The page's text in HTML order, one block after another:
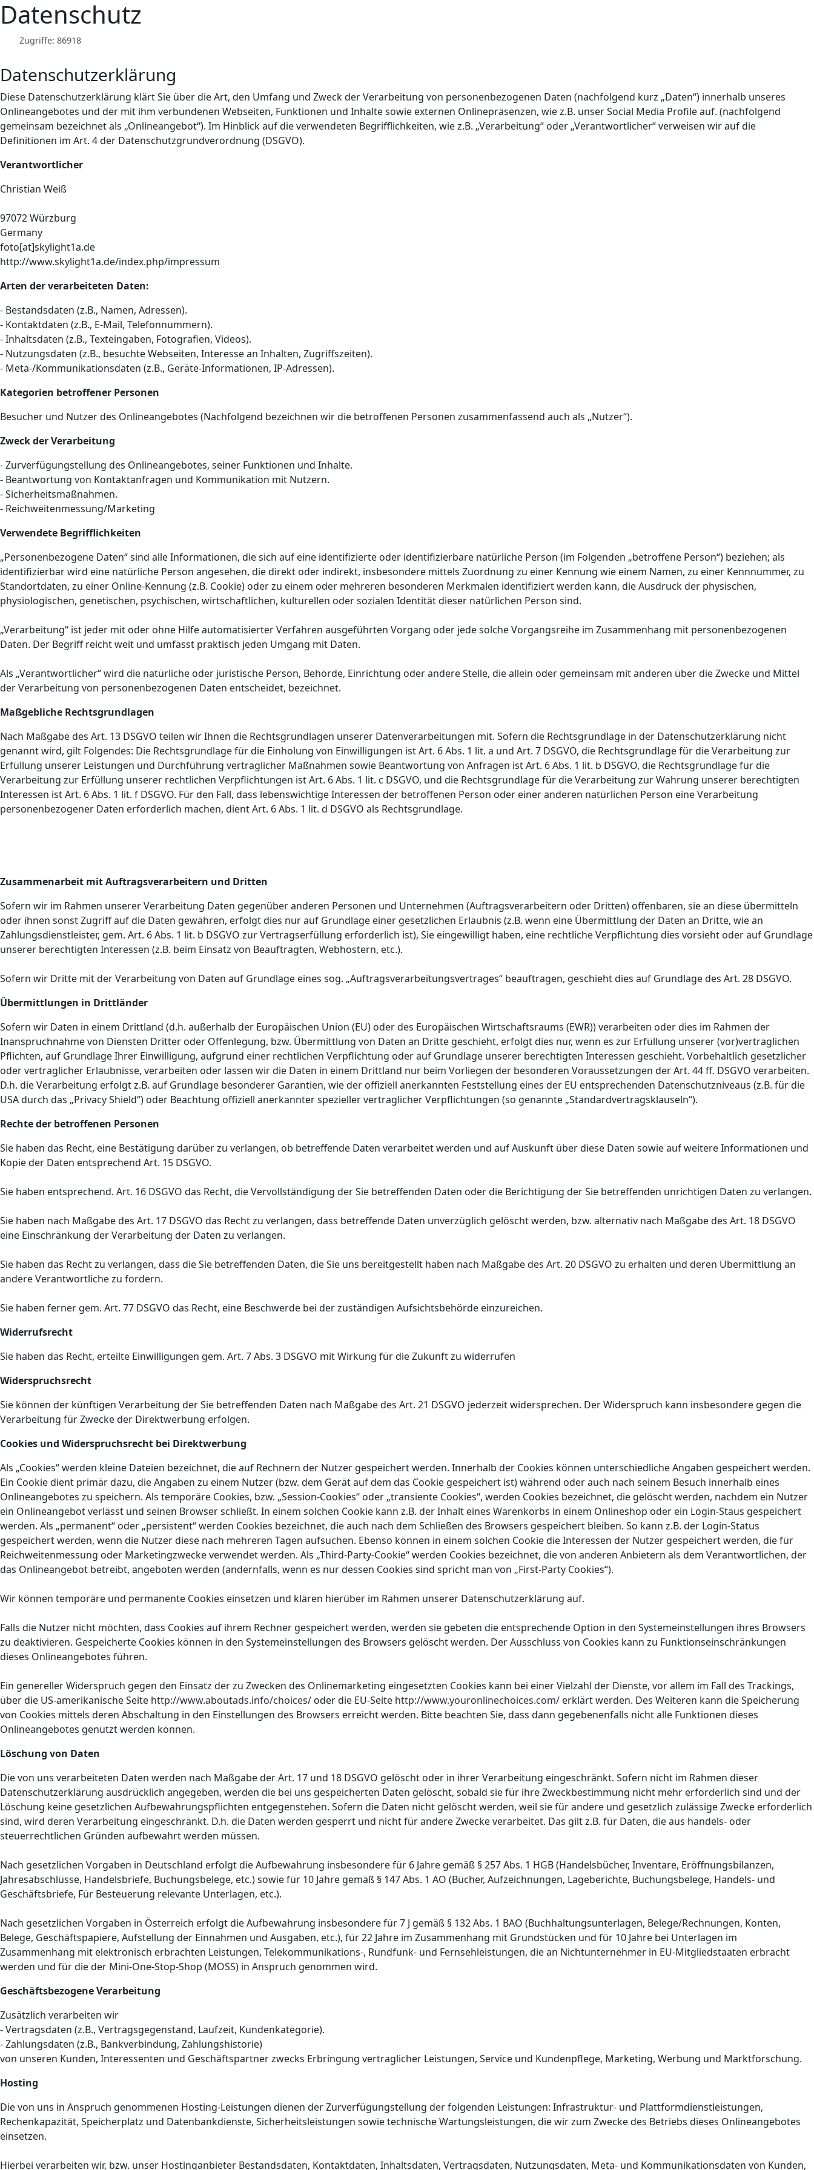
Datenschutz
Zugriffe: 86918
Datenschutzerklärung
Diese Datenschutzerklärung klärt Sie über die Art, den Umfang und Zweck der Verarbeitung von personenbezogenen Daten (nachfolgend kurz „Daten“) innerhalb unseres
Onlineangebotes und der mit ihm verbundenen Webseiten, Funktionen und Inhalte sowie externen Onlinepräsenzen, wie z.B. unser Social Media Profile auf. (nachfolgend
gemeinsam bezeichnet als „Onlineangebot“). Im Hinblick auf die verwendeten Begrifflichkeiten, wie z.B. „Verarbeitung“ oder „Verantwortlicher“ verweisen wir auf die
Definitionen im Art. 4 der Datenschutzgrundverordnung (DSGVO).
Verantwortlicher
Christian Weiß
97072 Würzburg
Germany
foto[at]skylight1a.de
http://www.skylight1a.de/index.php/impressum
Arten der verarbeiteten Daten:
- Bestandsdaten (z.B., Namen, Adressen).
- Kontaktdaten (z.B., E-Mail, Telefonnummern).
- Inhaltsdaten (z.B., Texteingaben, Fotografien, Videos).
- Nutzungsdaten (z.B., besuchte Webseiten, Interesse an Inhalten, Zugriffszeiten).
- Meta-/Kommunikationsdaten (z.B., Geräte-Informationen, IP-Adressen).
Kategorien betroffener Personen
Besucher und Nutzer des Onlineangebotes (Nachfolgend bezeichnen wir die betroffenen Personen zusammenfassend auch als „Nutzer“).
Zweck der Verarbeitung
- Zurverfügungstellung des Onlineangebotes, seiner Funktionen und Inhalte.
- Beantwortung von Kontaktanfragen und Kommunikation mit Nutzern.
- Sicherheitsmaßnahmen.
- Reichweitenmessung/Marketing
Verwendete Begrifflichkeiten
„Personenbezogene Daten“ sind alle Informationen, die sich auf eine identifizierte oder identifizierbare natürliche Person (im Folgenden „betroffene Person“) beziehen; als
identifizierbar wird eine natürliche Person angesehen, die direkt oder indirekt, insbesondere mittels Zuordnung zu einer Kennung wie einem Namen, zu einer Kennnummer, zu
Standortdaten, zu einer Online-Kennung (z.B. Cookie) oder zu einem oder mehreren besonderen Merkmalen identifiziert werden kann, die Ausdruck der physischen,
physiologischen, genetischen, psychischen, wirtschaftlichen, kulturellen oder sozialen Identität dieser natürlichen Person sind.
„Verarbeitung“ ist jeder mit oder ohne Hilfe automatisierter Verfahren ausgeführten Vorgang oder jede solche Vorgangsreihe im Zusammenhang mit personenbezogenen
Daten. Der Begriff reicht weit und umfasst praktisch jeden Umgang mit Daten.
Als „Verantwortlicher“ wird die natürliche oder juristische Person, Behörde, Einrichtung oder andere Stelle, die allein oder gemeinsam mit anderen über die Zwecke und Mittel
der Verarbeitung von personenbezogenen Daten entscheidet, bezeichnet.
Maßgebliche Rechtsgrundlagen
Nach Maßgabe des Art. 13 DSGVO teilen wir Ihnen die Rechtsgrundlagen unserer Datenverarbeitungen mit. Sofern die Rechtsgrundlage in der Datenschutzerklärung nicht
genannt wird, gilt Folgendes: Die Rechtsgrundlage für die Einholung von Einwilligungen ist Art. 6 Abs. 1 lit. a und Art. 7 DSGVO, die Rechtsgrundlage für die Verarbeitung zur
Erfüllung unserer Leistungen und Durchführung vertraglicher Maßnahmen sowie Beantwortung von Anfragen ist Art. 6 Abs. 1 lit. b DSGVO, die Rechtsgrundlage für die
Verarbeitung zur Erfüllung unserer rechtlichen Verpflichtungen ist Art. 6 Abs. 1 lit. c DSGVO, und die Rechtsgrundlage für die Verarbeitung zur Wahrung unserer berechtigten
Interessen ist Art. 6 Abs. 1 lit. f DSGVO. Für den Fall, dass lebenswichtige Interessen der betroffenen Person oder einer anderen natürlichen Person eine Verarbeitung
personenbezogener Daten erforderlich machen, dient Art. 6 Abs. 1 lit. d DSGVO als Rechtsgrundlage.
Zusammenarbeit mit Auftragsverarbeitern und Dritten
Sofern wir im Rahmen unserer Verarbeitung Daten gegenüber anderen Personen und Unternehmen (Auftragsverarbeitern oder Dritten) offenbaren, sie an diese übermitteln
oder ihnen sonst Zugriff auf die Daten gewähren, erfolgt dies nur auf Grundlage einer gesetzlichen Erlaubnis (z.B. wenn eine Übermittlung der Daten an Dritte, wie an
Zahlungsdienstleister, gem. Art. 6 Abs. 1 lit. b DSGVO zur Vertragserfüllung erforderlich ist), Sie eingewilligt haben, eine rechtliche Verpflichtung dies vorsieht oder auf Grundlage
unserer berechtigten Interessen (z.B. beim Einsatz von Beauftragten, Webhostern, etc.).
Sofern wir Dritte mit der Verarbeitung von Daten auf Grundlage eines sog. „Auftragsverarbeitungsvertrages“ beauftragen, geschieht dies auf Grundlage des Art. 28 DSGVO.
Übermittlungen in Drittländer
Sofern wir Daten in einem Drittland (d.h. außerhalb der Europäischen Union (EU) oder des Europäischen Wirtschaftsraums (EWR)) verarbeiten oder dies im Rahmen der
Inanspruchnahme von Diensten Dritter oder Offenlegung, bzw. Übermittlung von Daten an Dritte geschieht, erfolgt dies nur, wenn es zur Erfüllung unserer (vor)vertraglichen
Pflichten, auf Grundlage Ihrer Einwilligung, aufgrund einer rechtlichen Verpflichtung oder auf Grundlage unserer berechtigten Interessen geschieht. Vorbehaltlich gesetzlicher
oder vertraglicher Erlaubnisse, verarbeiten oder lassen wir die Daten in einem Drittland nur beim Vorliegen der besonderen Voraussetzungen der Art. 44 ff. DSGVO verarbeiten.
D.h. die Verarbeitung erfolgt z.B. auf Grundlage besonderer Garantien, wie der offiziell anerkannten Feststellung eines der EU entsprechenden Datenschutzniveaus (z.B. für die
USA durch das „Privacy Shield“) oder Beachtung offiziell anerkannter spezieller vertraglicher Verpflichtungen (so genannte „Standardvertragsklauseln“).
Rechte der betroffenen Personen
Sie haben das Recht, eine Bestätigung darüber zu verlangen, ob betreffende Daten verarbeitet werden und auf Auskunft über diese Daten sowie auf weitere Informationen und
Kopie der Daten entsprechend Art. 15 DSGVO.
Sie haben entsprechend. Art. 16 DSGVO das Recht, die Vervollständigung der Sie betreffenden Daten oder die Berichtigung der Sie betreffenden unrichtigen Daten zu verlangen.
Sie haben nach Maßgabe des Art. 17 DSGVO das Recht zu verlangen, dass betreffende Daten unverzüglich gelöscht werden, bzw. alternativ nach Maßgabe des Art. 18 DSGVO
eine Einschränkung der Verarbeitung der Daten zu verlangen.
Sie haben das Recht zu verlangen, dass die Sie betreffenden Daten, die Sie uns bereitgestellt haben nach Maßgabe des Art. 20 DSGVO zu erhalten und deren Übermittlung an
andere Verantwortliche zu fordern.
Sie haben ferner gem. Art. 77 DSGVO das Recht, eine Beschwerde bei der zuständigen Aufsichtsbehörde einzureichen.
Widerrufsrecht
Sie haben das Recht, erteilte Einwilligungen gem. Art. 7 Abs. 3 DSGVO mit Wirkung für die Zukunft zu widerrufen
Widerspruchsrecht
Sie können der künftigen Verarbeitung der Sie betreffenden Daten nach Maßgabe des Art. 21 DSGVO jederzeit widersprechen. Der Widerspruch kann insbesondere gegen die
Verarbeitung für Zwecke der Direktwerbung erfolgen.
Cookies und Widerspruchsrecht bei Direktwerbung
Als „Cookies“ werden kleine Dateien bezeichnet, die auf Rechnern der Nutzer gespeichert werden. Innerhalb der Cookies können unterschiedliche Angaben gespeichert werden.
Ein Cookie dient primär dazu, die Angaben zu einem Nutzer (bzw. dem Gerät auf dem das Cookie gespeichert ist) während oder auch nach seinem Besuch innerhalb eines
Onlineangebotes zu speichern. Als temporäre Cookies, bzw. „Session-Cookies“ oder „transiente Cookies“, werden Cookies bezeichnet, die gelöscht werden, nachdem ein Nutzer
ein Onlineangebot verlässt und seinen Browser schließt. In einem solchen Cookie kann z.B. der Inhalt eines Warenkorbs in einem Onlineshop oder ein Login-Staus gespeichert
werden. Als „permanent“ oder „persistent“ werden Cookies bezeichnet, die auch nach dem Schließen des Browsers gespeichert bleiben. So kann z.B. der Login-Status
gespeichert werden, wenn die Nutzer diese nach mehreren Tagen aufsuchen. Ebenso können in einem solchen Cookie die Interessen der Nutzer gespeichert werden, die für
Reichweitenmessung oder Marketingzwecke verwendet werden. Als „Third-Party-Cookie“ werden Cookies bezeichnet, die von anderen Anbietern als dem Verantwortlichen, der
das Onlineangebot betreibt, angeboten werden (andernfalls, wenn es nur dessen Cookies sind spricht man von „First-Party Cookies“).
Wir können temporäre und permanente Cookies einsetzen und klären hierüber im Rahmen unserer Datenschutzerklärung auf.
Falls die Nutzer nicht möchten, dass Cookies auf ihrem Rechner gespeichert werden, werden sie gebeten die entsprechende Option in den Systemeinstellungen ihres Browsers
zu deaktivieren. Gespeicherte Cookies können in den Systemeinstellungen des Browsers gelöscht werden. Der Ausschluss von Cookies kann zu Funktionseinschränkungen
dieses Onlineangebotes führen.
Ein genereller Widerspruch gegen den Einsatz der zu Zwecken des Onlinemarketing eingesetzten Cookies kann bei einer Vielzahl der Dienste, vor allem im Fall des Trackings,
über die US-amerikanische Seite http://www.aboutads.info/choices/ oder die EU-Seite http://www.youronlinechoices.com/ erklärt werden. Des Weiteren kann die Speicherung
von Cookies mittels deren Abschaltung in den Einstellungen des Browsers erreicht werden. Bitte beachten Sie, dass dann gegebenenfalls nicht alle Funktionen dieses
Onlineangebotes genutzt werden können.
Löschung von Daten
Die von uns verarbeiteten Daten werden nach Maßgabe der Art. 17 und 18 DSGVO gelöscht oder in ihrer Verarbeitung eingeschränkt. Sofern nicht im Rahmen dieser
Datenschutzerklärung ausdrücklich angegeben, werden die bei uns gespeicherten Daten gelöscht, sobald sie für ihre Zweckbestimmung nicht mehr erforderlich sind und der
Löschung keine gesetzlichen Aufbewahrungspflichten entgegenstehen. Sofern die Daten nicht gelöscht werden, weil sie für andere und gesetzlich zulässige Zwecke erforderlich
sind, wird deren Verarbeitung eingeschränkt. D.h. die Daten werden gesperrt und nicht für andere Zwecke verarbeitet. Das gilt z.B. für Daten, die aus handels- oder
steuerrechtlichen Gründen aufbewahrt werden müssen.
Nach gesetzlichen Vorgaben in Deutschland erfolgt die Aufbewahrung insbesondere für 6 Jahre gemäß § 257 Abs. 1 HGB (Handelsbücher, Inventare, Eröffnungsbilanzen,
Jahresabschlüsse, Handelsbriefe, Buchungsbelege, etc.) sowie für 10 Jahre gemäß § 147 Abs. 1 AO (Bücher, Aufzeichnungen, Lageberichte, Buchungsbelege, Handels- und
Geschäftsbriefe, Für Besteuerung relevante Unterlagen, etc.).
Nach gesetzlichen Vorgaben in Österreich erfolgt die Aufbewahrung insbesondere für 7 J gemäß § 132 Abs. 1 BAO (Buchhaltungsunterlagen, Belege/Rechnungen, Konten,
Belege, Geschäftspapiere, Aufstellung der Einnahmen und Ausgaben, etc.), für 22 Jahre im Zusammenhang mit Grundstücken und für 10 Jahre bei Unterlagen im
Zusammenhang mit elektronisch erbrachten Leistungen, Telekommunikations-, Rundfunk- und Fernsehleistungen, die an Nichtunternehmer in EU-Mitgliedstaaten erbracht
werden und für die der Mini-One-Stop-Shop (MOSS) in Anspruch genommen wird.
Geschäftsbezogene Verarbeitung
Zusätzlich verarbeiten wir
- Vertragsdaten (z.B., Vertragsgegenstand, Laufzeit, Kundenkategorie).
- Zahlungsdaten (z.B., Bankverbindung, Zahlungshistorie)
von unseren Kunden, Interessenten und Geschäftspartner zwecks Erbringung vertraglicher Leistungen, Service und Kundenpflege, Marketing, Werbung und Marktforschung.
Hosting
Die von uns in Anspruch genommenen Hosting-Leistungen dienen der Zurverfügungstellung der folgenden Leistungen: Infrastruktur- und Plattformdienstleistungen,
Rechenkapazität, Speicherplatz und Datenbankdienste, Sicherheitsleistungen sowie technische Wartungsleistungen, die wir zum Zwecke des Betriebs dieses Onlineangebotes
einsetzen.
Hierbei verarbeiten wir, bzw. unser Hostinganbieter Bestandsdaten, Kontaktdaten, Inhaltsdaten, Vertragsdaten, Nutzungsdaten, Meta- und Kommunikationsdaten von Kunden,